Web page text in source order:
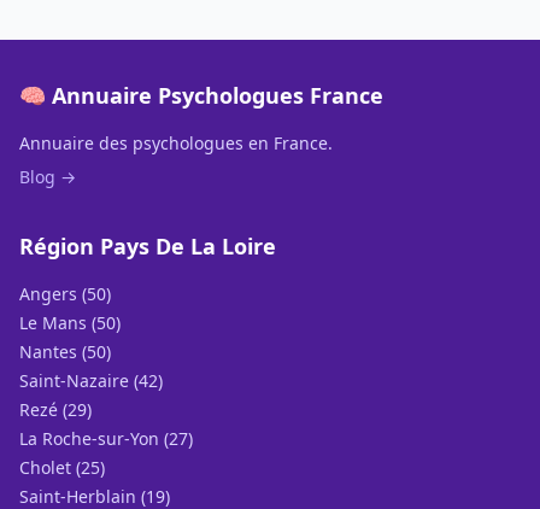
🧠 Annuaire Psychologues France
Annuaire des psychologues en France.
Blog →
Région Pays De La Loire
Angers (50)
Le Mans (50)
Nantes (50)
Saint-Nazaire (42)
Rezé (29)
La Roche-sur-Yon (27)
Cholet (25)
Saint-Herblain (19)